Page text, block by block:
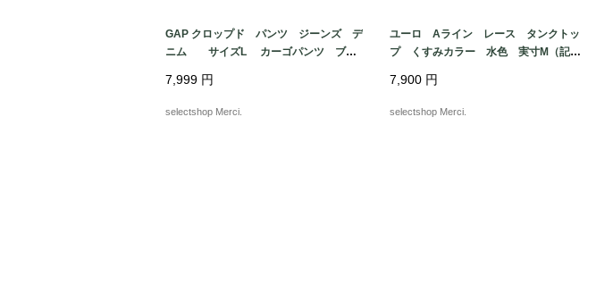
GAP クロップド パンツ ジーンズ デ
ニム サイズL カーゴパンツ ブル
7,999 円
selectshop Merci.
ユーロ Aライン レース タンクトッ
プ くすみカラー 水色 実寸M（記載
コットン
7,900 円
selectshop Merci.